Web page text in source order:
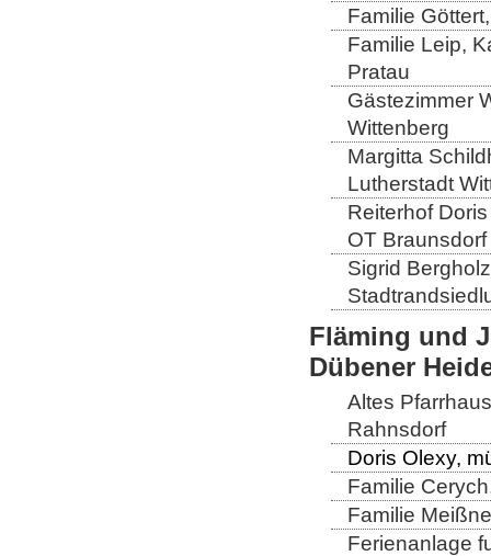
Familie
Familie Leip,
Pratau
Gästezimmer
Wittenberg
Margitta
Lutherstadt
Reiterhof
OT Braunsdorf
Sigrid
Fläming und
Dübener
Altes
Rahnsdorf
Doris Olexy,
Familie
Familie
Ferienanlage